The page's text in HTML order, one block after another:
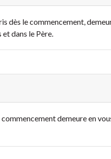
dès le commencement,
dans le Père.
demeure en